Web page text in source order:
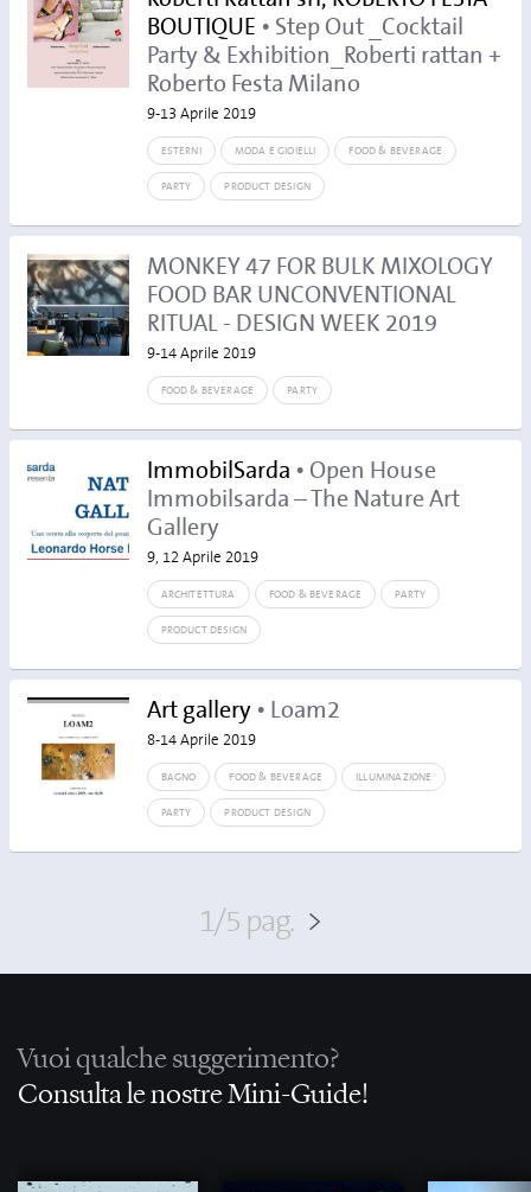
BOUTIQUE • Step Out _Cocktail
Party & Exhibition_Roberti rattan +
Roberto Festa Milano
9-13 Aprile 2019
ESTERNI MODA E GIOIELLI FOOD & BEVERAGE
PARTY PRODUCT DESIGN
MONKEY 47 FOR BULK MIXOLOGY
FOOD BAR UNCONVENTIONAL
RITUAL - DESIGN WEEK 2019
9-14 Aprile 2019
FOOD & BEVERAGE PARTY
ImmobilSarda • Open House
Immobilsarda – The Nature Art
Gallery
9, 12 Aprile 2019
ARCHITETTURA FOOD & BEVERAGE PARTY
PRODUCT DESIGN
Art gallery• Loam2
8-14 Aprile 2019
BAGNO FOOD & BEVERAGE ILLUMINAZIONE
PARTY PRODUCT DESIGN
1/5 pag. >
Vuoi qualche suggerimento?
Consulta le nostre Mini-Guide!